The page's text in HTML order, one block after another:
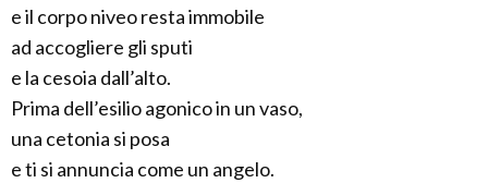
e il corpo niveo resta immobile
ad accogliere gli sputi
e la cesoia dall’alto.
Prima dell’esilio agonico in un vaso,
una cetonia si posa
e ti si annuncia come un angelo.